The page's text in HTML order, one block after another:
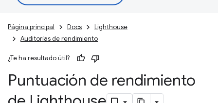
Página principal Docs
Lighthouse
Auditorías de rendimiento
¿Te ha resultado útil?
Puntuación de rendimiento